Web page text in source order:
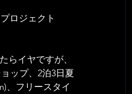
ロジェクト
らイヤですが、
ップ、2泊3日夏
、フリースタイ